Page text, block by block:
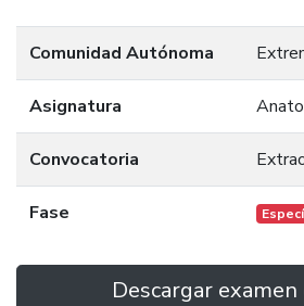
Comunidad Autónoma
Asignatura
Convocatoria
Fase
Descargar examen